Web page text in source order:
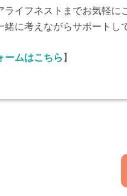
イフネストまでお気軽に
に考えながらサポートし
ームはこちら 】